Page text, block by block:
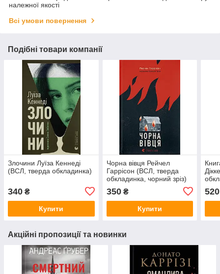
належної якості
Всі умови повернення
Подібні товари компанії
Злочини Луїза Кеннеді
(ВСЛ, тверда обкладинка)
340 ₴
Купити
Чорна вівця Рейчел
Гаррісон (ВСЛ, тверда
обкладинка, чорний зріз)
350₴
Купити
520
Акційні пропозиції та новинки